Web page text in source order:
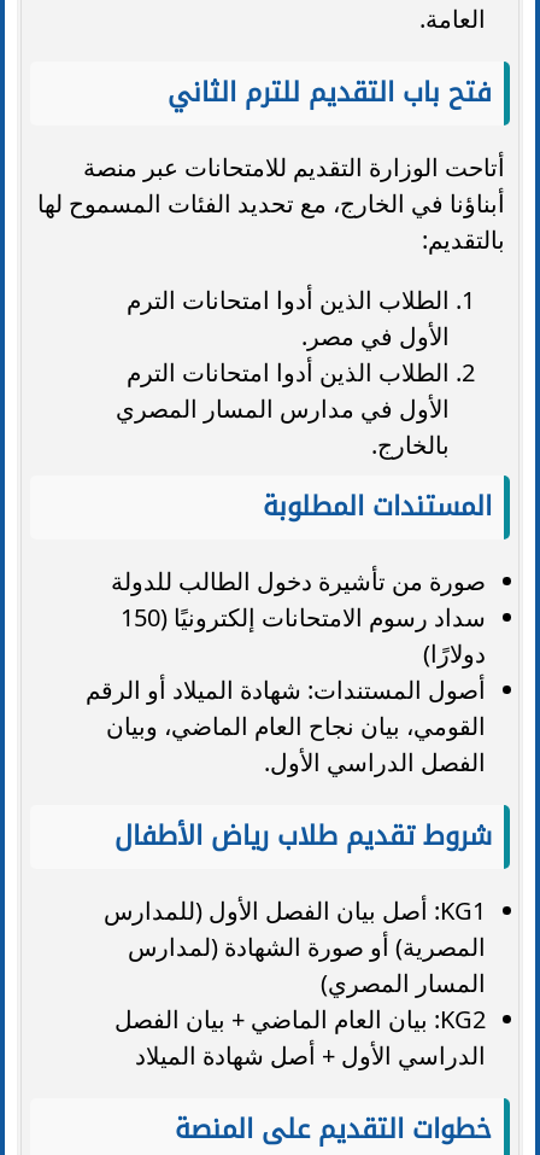
العامة.
فتح باب التقديم للترم الثاني
أتاحت الوزارة التقديم للامتحانات عبر منصة
أبناؤنا في الخارج، مع تحديد الفئات المسموح لها
بالتقديم:
الطلاب الذين أدوا امتحانات الترم
الأول في مصر.
الطلاب الذين أدوا امتحانات الترم
الأول في مدارس المسار المصري
بالخارج.
المستندات المطلوبة
صورة من تأشيرة دخول الطالب للدولة
سداد رسوم الامتحانات إلكترونيًا (150
دولارًا)
أصول المستندات: شهادة الميلاد أو الرقم
القومي، بيان نجاح العام الماضي، وبيان
الفصل الدراسي الأول.
شروط تقديم طلاب رياض الأطفال
KG1: أصل بيان الفصل الأول (للمدارس
المصرية) أو صورة الشهادة (لمدارس
المسار المصري)
KG2: بيان العام الماضي + بيان الفصل
الدراسي الأول + أصل شهادة الميلاد
خطوات التقديم على المنصة